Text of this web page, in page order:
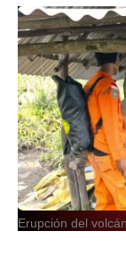
Erupción del